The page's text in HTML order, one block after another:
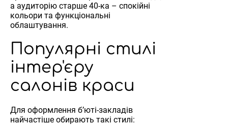
а аудиторію старше 40-ка – спокійні
кольори та функціональні
облаштування.
Популярні стилі
інтер'єру
салонів краси
Для оформлення б’юті-закладів
найчастіше обирають такі стилі: